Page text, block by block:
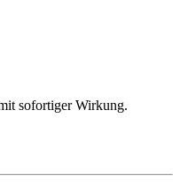
sofortiger Wirkung.